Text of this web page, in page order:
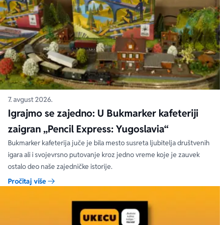
7. avgust 2026.
Igrajmo se zajedno: U Bukmarker kafeteriji
zaigran „Pencil Express: Yugoslavia“
Bukmarker kafeterija juče je bila mesto susreta ljubitelja društvenih
igara ali i svojevrsno putovanje kroz jedno vreme koje je zauvek
ostalo deo naše zajedničke istorije.
Pročitaj više